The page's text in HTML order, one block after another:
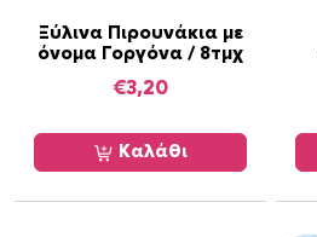
Ξύλινα Πιρουνάκια με
όνομα Γοργόνα / 8τμχ
€3,20
Καλάθι